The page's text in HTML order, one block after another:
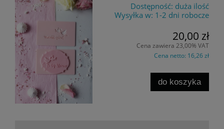
Dostępność: duża ilość
Wysyłka w: 1-2 dni robocze
20,00 zł
Cena zawiera 23,00% VAT
Cena netto: 16,26 zł
do koszyka